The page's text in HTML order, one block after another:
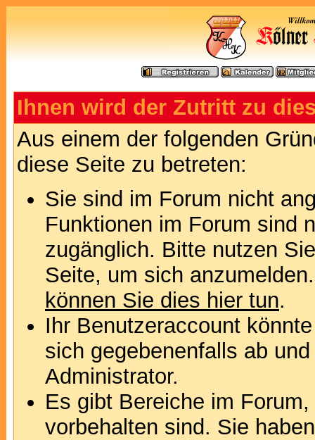
Ihnen wird der Zutritt zu
Aus einem der folgenden
diese Seite zu betreten:
Sie sind im Forum nicht
Funktionen im Forum sind
zugänglich. Bitte nutzen
Seite, um sich
können Sie dies hier tun.
Ihr Benutzeraccount
sich gegebenenfalls ab
Administrator.
Es gibt Bereiche im
vorbehalten sind. Sie